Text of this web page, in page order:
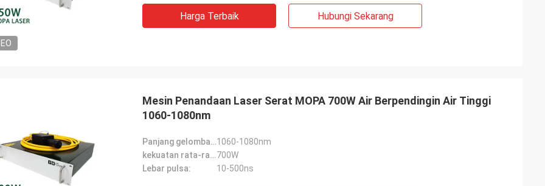
Harga Terbaik Hubungi Sekarang
Mesin Penandaan Laser Serat MOPA 700W Air Berpendingin Air Tinggi
1060-1080nm
Panjang gelombang pusat:1060-1080nm
kekuatan rata-rata:700W
Lebar pulsa:
10-500ns